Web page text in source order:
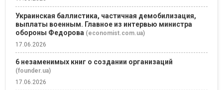
Украинская баллистика, частичная демобилизация,
выплаты военным. Главное из интервью министра
обороны Федорова (economist.com.ua)
17.06.2026
6 незаменимых книг о создании организаций
(founder.ua)
17.06.2026